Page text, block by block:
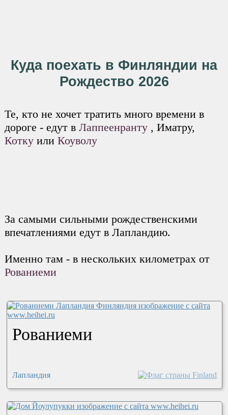
Куда поехать в Финляндии на
Рождество 2026
Те, кто не хочет тратить много времени в
дороге - едут в Лаппеенранту , Иматру,
Котку или Коуволу
За самыми сильными рождественскими
впечатлениями едут в Лапландию.
Именно там - в нескольких километрах от
Рованиеми
Рованиеми
Лапландия